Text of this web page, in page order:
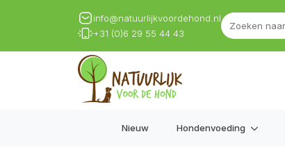
info@natuurlijkvoordehond.nl
+31 (0)6 29 55 44 43
Nieuw Hondenvoeding